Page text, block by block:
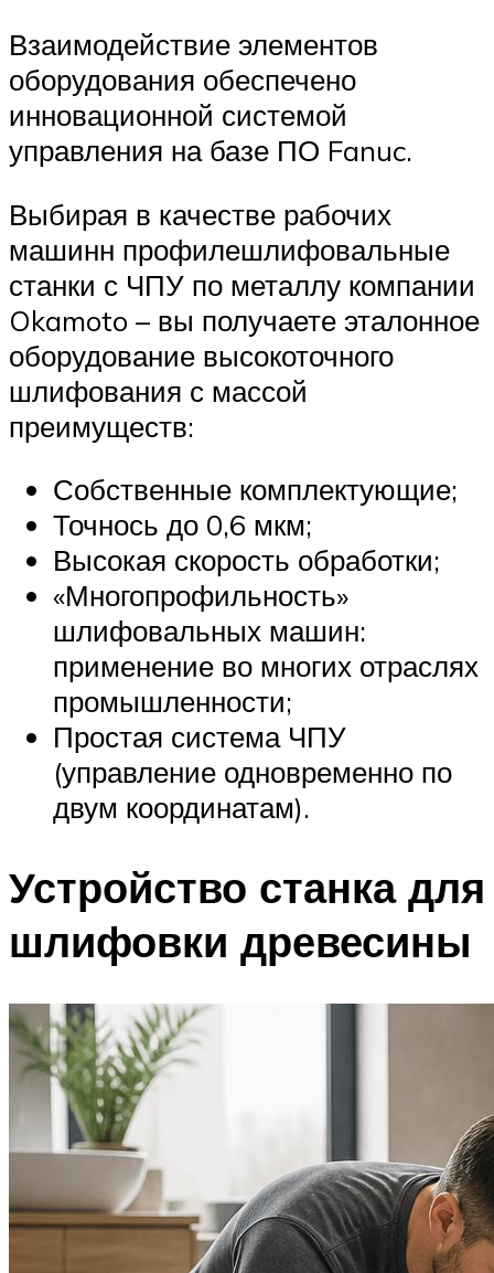
Взаимодействие элементов
оборудования обеспечено
инновационной системой
управления на базе ПО Fanuc.
Выбирая в качестве рабочих
машинн профилешлифовальные
станки с ЧПУ по металлу компании
Okamoto – вы получаете эталонное
оборудование высокоточного
шлифования с массой
преимуществ:
Собственные комплектующие;
Точнось до 0,6 мкм;
Высокая скорость обработки;
«Многопрофильность»
шлифовальных машин:
применение во многих отраслях
промышленности;
Простая система ЧПУ
(управление одновременно по
двум координатам).
Устройство станка для
шлифовки древесины